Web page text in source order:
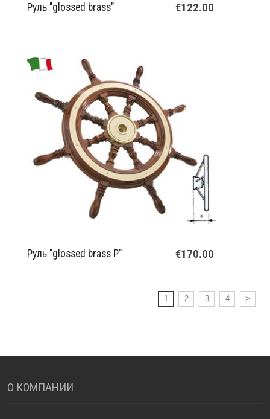
Руль "glossed brass" €122.00
Руль "glossed brass P" €170.00
1 2 3 4 >
О КОМПАНИИ